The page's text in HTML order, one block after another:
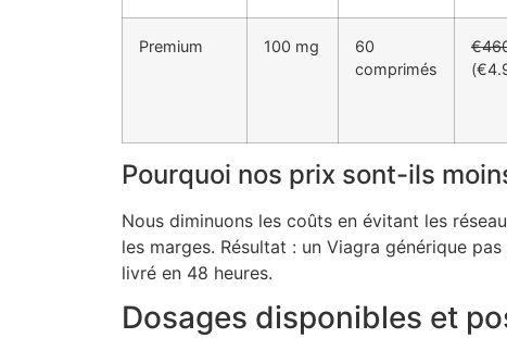
Premium 100 mg
60
comprimés
Pourquoi nos prix sont-ils
Nous diminuons les coûts en évitant les
les marges. Résultat : un Viagra générique
livré en 48 heures.
Dosages disponibles et